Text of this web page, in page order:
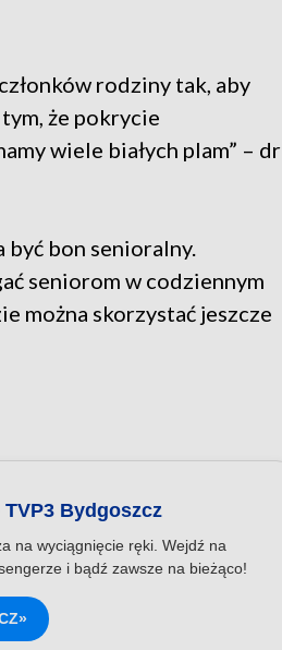
rodziny tak, aby
że pokrycie
wiele białych plam” – dr
bon senioralny.
seniorom w codziennym
można skorzystać jeszcze
TVP3 Bydgoszcz
na wyciągnięcie ręki. Wejdź na
i bądź zawsze na bieżąco!